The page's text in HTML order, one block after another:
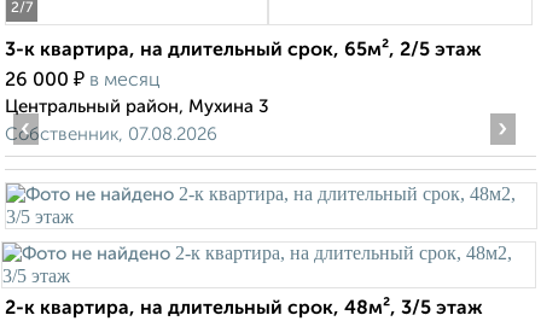
2/7
3-к квартира, на длительный срок, 65м², 2/5 этаж
26 000 ₽ в месяц
Центральный район, Мухина 3
Собственник, 07.08.2026
‹ ›
2-к квартира, на длительный срок, 48м², 3/5 этаж